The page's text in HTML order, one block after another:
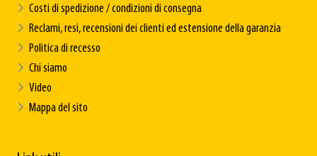
Costi di spedizione / condizioni di consegna
Reclami, resi, recensioni dei clienti ed estensione della garanzia
Politica di recesso
Chi siamo
Video
Mappa del sito